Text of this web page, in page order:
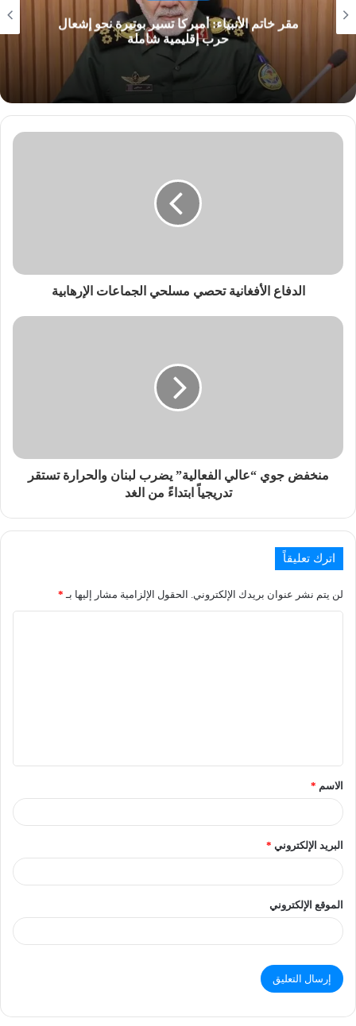
مقر خاتم الأنبياء: أميركا تسير بوتيرة نحو إشعال
حرب إقليمية شاملة
الدفاع الأفغانية تحصي مسلحي الجماعات الإرهابية
منخفض جوي “عالي الفعالية” يضرب لبنان والحرارة تستقر
تدريجياً ابتداءً من الغد
اترك تعليقاً
لن يتم نشر عنوان بريدك الإلكتروني. الحقول الإلزامية مشار إليها بـ *
الاسم *
البريد الإلكتروني *
الموقع الإلكتروني